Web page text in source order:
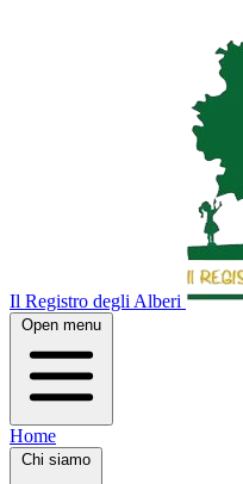
Il Registro degli Alberi
Open menu
Home
Chi siamo